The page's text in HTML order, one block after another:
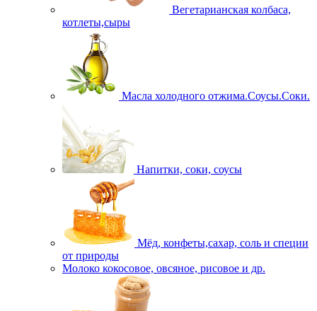
Вегетарианская колбаса,
котлеты,сыры
Масла холодного отжима.Соусы.Соки.
Напитки, соки, соусы
Мёд, конфеты,сахар, соль и специи
от природы
Молоко кокосовое, овсяное, рисовое и др.